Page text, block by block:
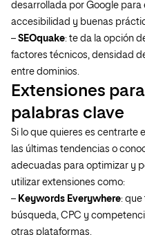
desarrollada por Google para
accesibilidad y buenas
– SEOquake: te da la opción
factores técnicos, densidad
entre dominios.
Extensiones
palabras clave
Si lo que quieres es centrarte
las últimas tendencias o
adecuadas para optimizar y
utilizar extensiones como:
– Keywords Everywhere:
búsqueda, CPC y
otras plataformas.